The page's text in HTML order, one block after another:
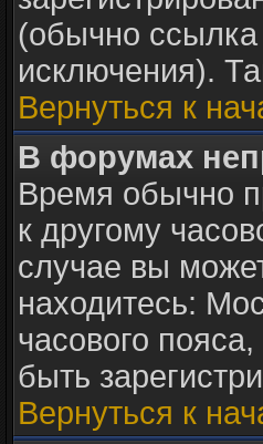
(обычно ссылка
исключения).
Вернуться к
В форумах
Время обычно
к другому
случае вы
находитесь:
часового
быть
Вернуться к